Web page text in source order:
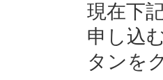
現在下
申し込
タンを